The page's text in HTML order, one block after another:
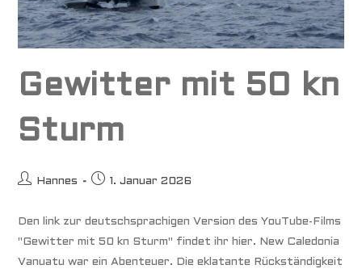
Gewitter mit 50 kn
Sturm
Beitrags-
Hannes
Beitrag
1. Januar 2026
Den link zur deutschsprachigen Version des YouTube-Films
"Gewitter mit 50 kn Sturm" findet ihr hier. New Caledonia
Vanuatu war ein Abenteuer. Die eklatante Rückständigkeit